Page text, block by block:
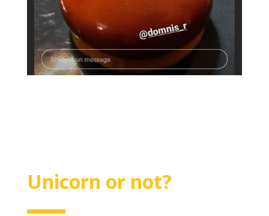
Unicorn or not?